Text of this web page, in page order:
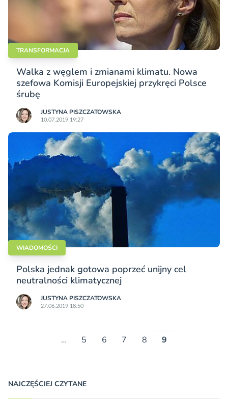
TRANSFORMACJA
Walka z węglem i zmianami klimatu. Nowa
szefowa Komisji Europejskiej przykręci Polsce
śrubę
JUSTYNA PISZCZATOWSKA
10.07.2019 19:27
WIADOMOŚCI
Polska jednak gotowa poprzeć unijny cel
neutralności klimatycznej
JUSTYNA PISZCZATOWSKA
27.06.2019 18:50
… 5 6 7 8 9
NAJCZĘŚCIEJ CZYTANE